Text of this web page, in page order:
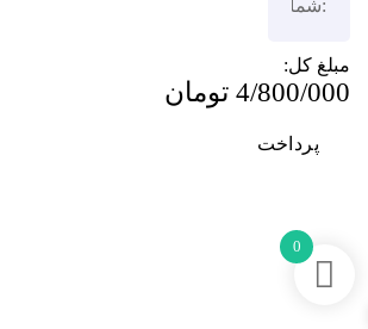
0
مبلغ کل:
4/800/000 تومان
پرداخت